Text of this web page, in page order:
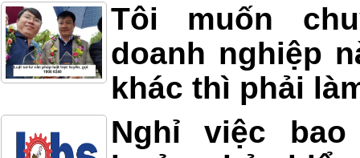
Tôi muốn
doanh nghiệp
khác thì phải
Nghỉ việc